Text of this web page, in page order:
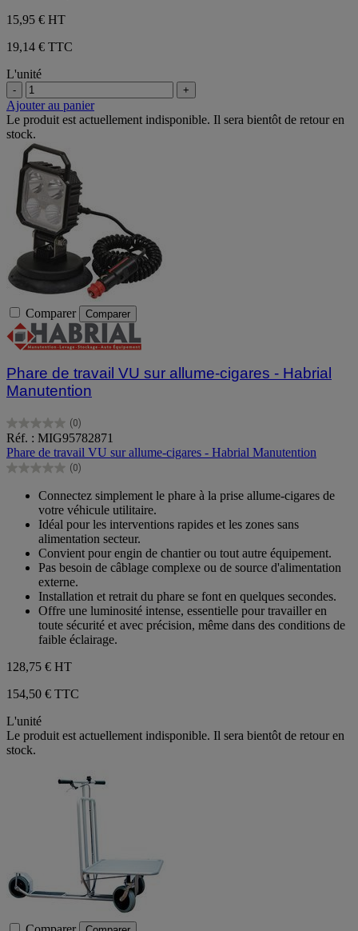
15,95 € HT
19,14 € TTC
L'unité
- +
Ajouter au panier
Le produit est actuellement indisponible. Il sera bientôt de retour en
stock.
Comparer Comparer
Phare de travail VU sur allume-cigares - Habrial
Manutention
(0)
0.0
sur
5
étoiles.
Réf. : MIG95782871
Phare de travail VU sur allume-cigares - Habrial Manutention
(0)
0.0
étoiles.
Connectez simplement le phare à la prise allume-cigares de
votre véhicule utilitaire.
Idéal pour les interventions rapides et les zones sans
alimentation secteur.
Convient pour engin de chantier ou tout autre équipement.
Pas besoin de câblage complexe ou de source d'alimentation
externe.
Installation et retrait du phare se font en quelques secondes.
Offre une luminosité intense, essentielle pour travailler en
toute sécurité et avec précision, même dans des conditions de
faible éclairage.
128,75 € HT
154,50 € TTC
L'unité
Le produit est actuellement indisponible. Il sera bientôt de retour en
stock.